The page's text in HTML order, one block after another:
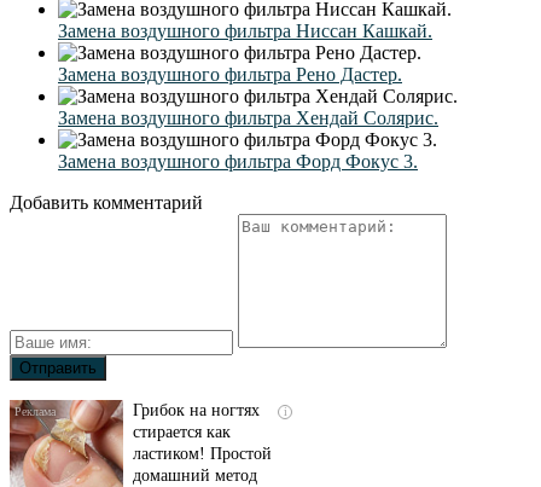
Замена воздушного фильтра Ниссан Кашкай.
Замена воздушного фильтра Рено Дастер.
Замена воздушного фильтра Хендай Солярис.
Замена воздушного фильтра Форд Фокус 3.
Добавить комментарий
i
Грибок на ногтях
стирается как
ластиком! Простой
домашний метод